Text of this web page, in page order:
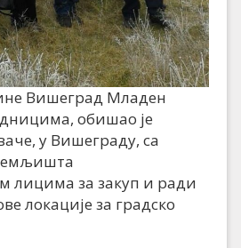
Вишеград Младен
обишао је
у Вишеграду, са
лицима за закуп и ради
локације за градско